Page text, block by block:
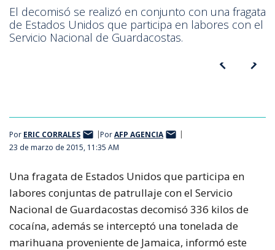
El decomisó se realizó en conjunto con una fragata
de Estados Unidos que participa en labores con el
Servicio Nacional de Guardacostas.
Por ERIC CORRALES PorAFP AGENCIA
23 de marzo de 2015, 11:35 AM
Una fragata de Estados Unidos que participa en
labores conjuntas de patrullaje con el Servicio
Nacional de Guardacostas decomisó 336 kilos de
cocaína, además se interceptó una tonelada de
marihuana proveniente de Jamaica, informó este